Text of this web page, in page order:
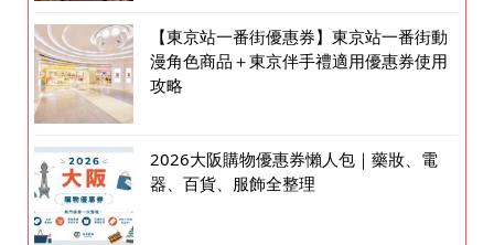
【東京站一番街優惠券】東京站一番街動
漫角色商品＋東京伴手禮適用優惠券使用
攻略
2026大阪購物優惠券懶人包｜藥妝、電
器、百貨、服飾全整理